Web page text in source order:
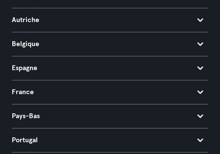
Autriche
Belgique
Espagne
France
Pays-Bas
Portugal